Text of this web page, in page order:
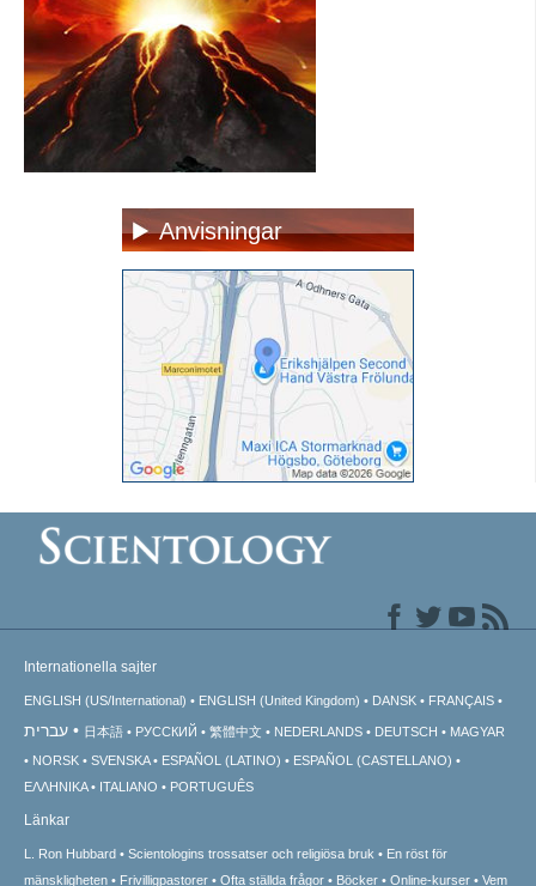
Anvisningar
Internationella sajter
ENGLISH (US/International) ENGLISH (United Kingdom) DANSK FRANÇAIS
עברית 日本語 РУССКИЙ 繁體中文 NEDERLANDS DEUTSCH
MAGYAR
NORSK
SVENSKA ESPAÑOL (LATINO)
ESPAÑOL (CASTELLANO)
ΕΛΛΗΝΙΚA
ITALIANO PORTUGUÊS
Länkar
L. Ron Hubbard Scientologins trossatser och religiösa bruk
En röst för
mänskligheten
Frivilligpastorer Ofta ställda frågor Böcker Online-kurser Vem